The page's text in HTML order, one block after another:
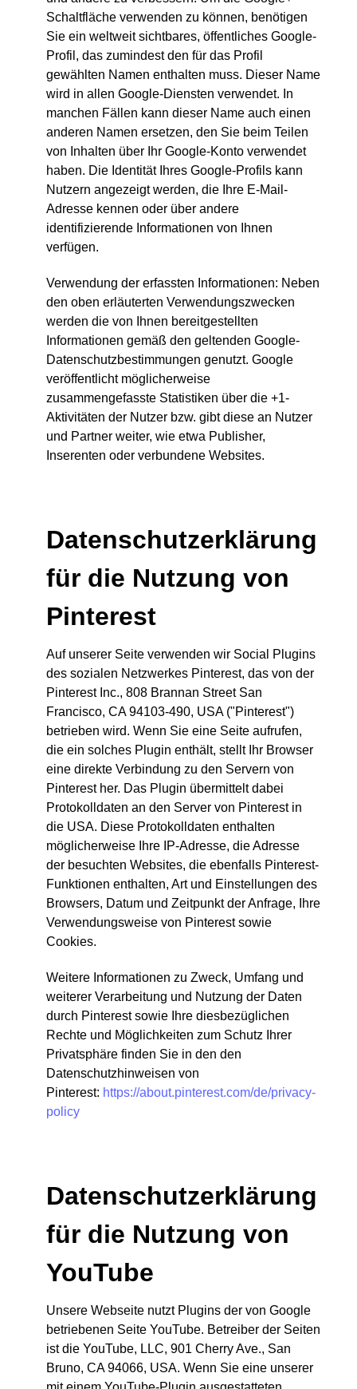
Schaltfläche verwenden zu können, benötigen
Sie ein weltweit sichtbares, öffentliches Google-
Profil, das zumindest den für das Profil
gewählten Namen enthalten muss. Dieser Name
wird in allen Google-Diensten verwendet. In
manchen Fällen kann dieser Name auch einen
anderen Namen ersetzen, den Sie beim Teilen
von Inhalten über Ihr Google-Konto verwendet
haben. Die Identität Ihres Google-Profils kann
Nutzern angezeigt werden, die Ihre E-Mail-
Adresse kennen oder über andere
identifizierende Informationen von Ihnen
verfügen.
Verwendung der erfassten Informationen: Neben
den oben erläuterten Verwendungszwecken
werden die von Ihnen bereitgestellten
Informationen gemäß den geltenden Google-
Datenschutzbestimmungen genutzt. Google
veröffentlicht möglicherweise
zusammengefasste Statistiken über die +1-
Aktivitäten der Nutzer bzw. gibt diese an Nutzer
und Partner weiter, wie etwa Publisher,
Inserenten oder verbundene Websites.
Datenschutzerklärung
für die Nutzung von
Pinterest
Auf unserer Seite verwenden wir Social Plugins
des sozialen Netzwerkes Pinterest, das von der
Pinterest Inc., 808 Brannan Street San
Francisco, CA 94103-490, USA ("Pinterest")
betrieben wird. Wenn Sie eine Seite aufrufen,
die ein solches Plugin enthält, stellt Ihr Browser
eine direkte Verbindung zu den Servern von
Pinterest her. Das Plugin übermittelt dabei
Protokolldaten an den Server von Pinterest in
die USA. Diese Protokolldaten enthalten
möglicherweise Ihre IP-Adresse, die Adresse
der besuchten Websites, die ebenfalls Pinterest-
Funktionen enthalten, Art und Einstellungen des
Browsers, Datum und Zeitpunkt der Anfrage, Ihre
Verwendungsweise von Pinterest sowie
Cookies.
Weitere Informationen zu Zweck, Umfang und
weiterer Verarbeitung und Nutzung der Daten
durch Pinterest sowie Ihre diesbezüglichen
Rechte und Möglichkeiten zum Schutz Ihrer
Privatsphäre finden Sie in den den
Datenschutzhinweisen von
Pinterest: https://about.pinterest.com/de/privacy-
policy
Datenschutzerklärung
für die Nutzung von
YouTube
Unsere Webseite nutzt Plugins der von Google
betriebenen Seite YouTube. Betreiber der Seiten
ist die YouTube, LLC, 901 Cherry Ave., San
Bruno, CA 94066, USA. Wenn Sie eine unserer